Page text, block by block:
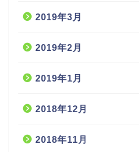
2019年3月
2019年2月
2019年1月
2018年12月
2018年11月